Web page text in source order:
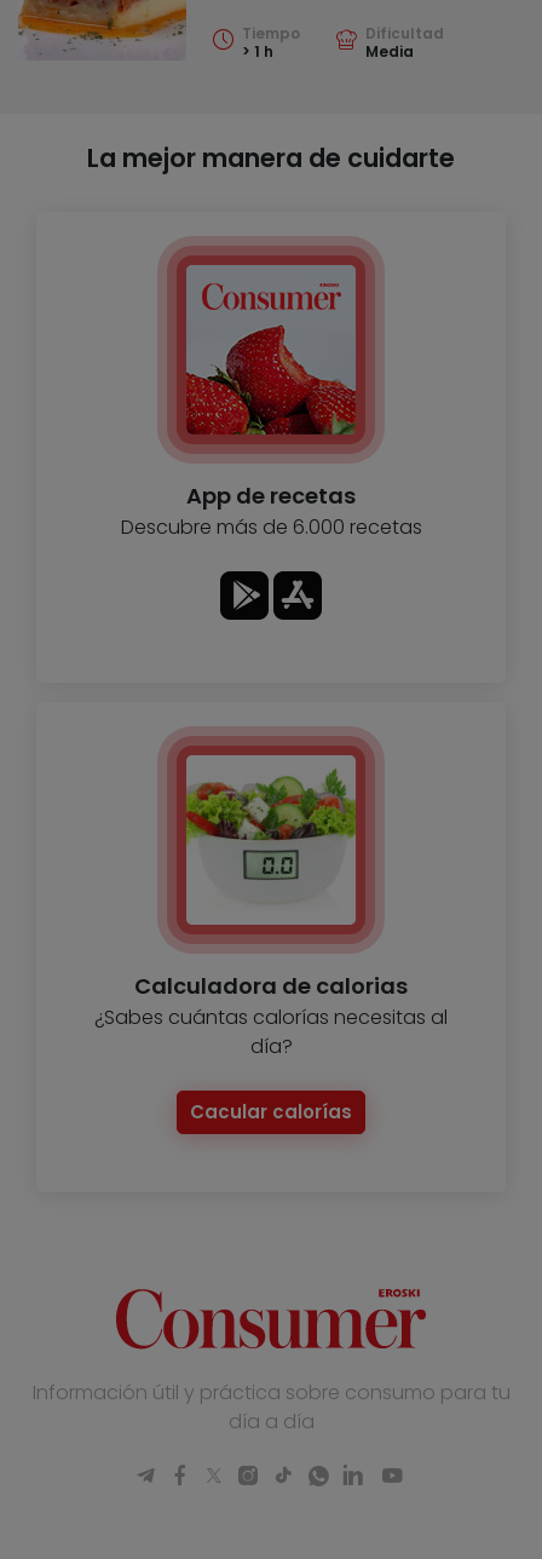
Tiempo
> 1 h
Dificultad
Media
La mejor manera de cuidarte
App de recetas
Descubre más de 6.000 recetas
Calculadora de calorias
¿Sabes cuántas calorías necesitas al
día?
Cacular calorías
Información útil y práctica sobre consumo para tu
día a día